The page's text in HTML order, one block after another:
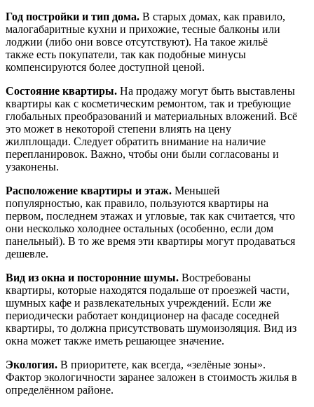
Год постройки и тип дома. В старых домах, как правило,
малогабаритные кухни и прихожие, тесные балконы или
лоджии (либо они вовсе отсутствуют). На такое жильё
также есть покупатели, так как подобные минусы
компенсируются более доступной ценой.
Состояние квартиры. На продажу могут быть выставлены
квартиры как с косметическим ремонтом, так и требующие
глобальных преобразований и материальных вложений. Всё
это может в некоторой степени влиять на цену
жилплощади. Следует обратить внимание на наличие
перепланировок. Важно, чтобы они были согласованы и
узаконены.
Расположение квартиры и этаж. Меньшей
популярностью, как правило, пользуются квартиры на
первом, последнем этажах и угловые, так как считается, что
они несколько холоднее остальных (особенно, если дом
панельный). В то же время эти квартиры могут продаваться
дешевле.
Вид из окна и посторонние шумы. Востребованы
квартиры, которые находятся подальше от проезжей части,
шумных кафе и развлекательных учреждений. Если же
периодически работает кондиционер на фасаде соседней
квартиры, то должна присутствовать шумоизоляция. Вид из
окна может также иметь решающее значение.
Экология. В приоритете, как всегда, «зелёные зоны».
Фактор экологичности заранее заложен в стоимость жилья в
определённом районе.